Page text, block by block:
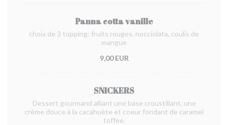
Panna cotta vanille
choix de 3 topping: fruits rouges. nocciolata, coulis de
mangue
9,00 EUR
SNICKERS
Dessert gourmand alliant une base croustillant, une
crème douce à la cacahuète et coeur fondant de caramel
toffee.